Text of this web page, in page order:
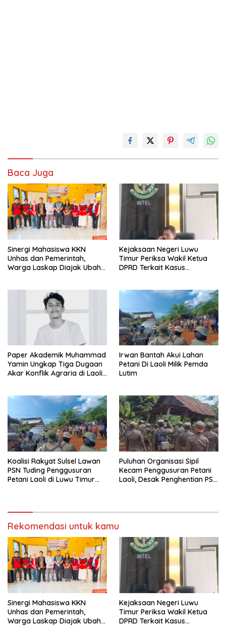
Baca Juga
Sinergi Mahasiswa KKN
Unhas dan Pemerintah,
Warga Laskap Diajak Ubah
Kejaksaan Negeri Luwu
Timur Periksa Wakil Ketua
DPRD Terkait Kasus
Paper Akademik Muhammad
Yamin Ungkap Tiga Dugaan
Akar Konflik Agraria di Laoli
Irwan Bantah Akui Lahan
Petani Di Laoli Milik Pemda
Lutim
Koalisi Rakyat Sulsel Lawan
PSN Tuding Penggusuran
Petani Laoli di Luwu Timur
Puluhan Organisasi Sipil
Kecam Penggusuran Petani
Laoli, Desak Penghentian PSN
Rekomendasi untuk kamu
Sinergi Mahasiswa KKN
Unhas dan Pemerintah,
Warga Laskap Diajak Ubah
Kejaksaan Negeri Luwu
Timur Periksa Wakil Ketua
DPRD Terkait Kasus